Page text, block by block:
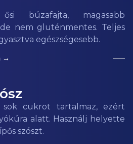
búzafajta, magasabb
nem gluténmentes. Teljes
egészségesebb.
→
sok cukrot tartalmaz, ezért
alatt. Használj helyette
szószt.